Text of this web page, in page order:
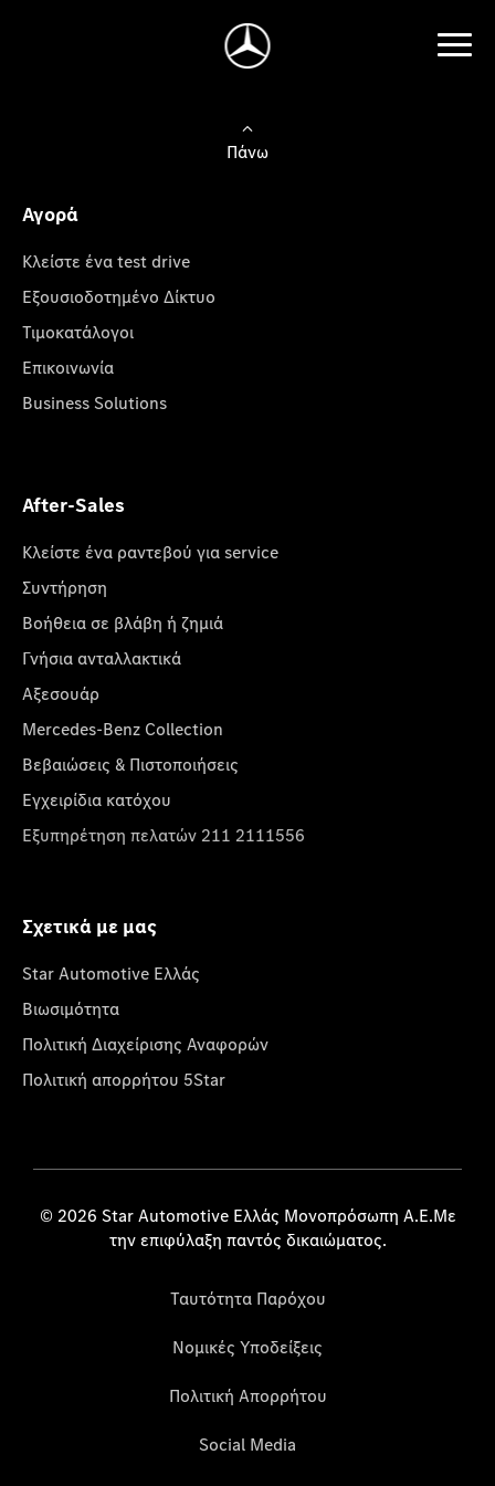
Πάνω
Αγορά
Κλείστε ένα test drive
Εξουσιοδοτημένο Δίκτυο
Τιμοκατάλογοι
Επικοινωνία
Business Solutions
After-Sales
Κλείστε ένα ραντεβού για service
Συντήρηση
Βοήθεια σε βλάβη ή ζημιά
Γνήσια ανταλλακτικά
Αξεσουάρ
Mercedes-Benz Collection
Βεβαιώσεις & Πιστοποιήσεις
Εγχειρίδια κατόχου
Εξυπηρέτηση πελατών 211 2111556
Σχετικά με μας
Star Automotive Ελλάς
Βιωσιμότητα
Πολιτική Διαχείρισης Αναφορών
Πολιτική απορρήτου 5Star
© 2026 Star Automotive Ελλάς Μονοπρόσωπη Α.Ε.Με
την επιφύλαξη παντός δικαιώματος.
Ταυτότητα Παρόχου
Νομικές Υποδείξεις
Πολιτική Απορρήτου
Social Media